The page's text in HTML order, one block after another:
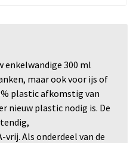
enkelwandige 300 ml
maar ook voor ijs of
plastic afkomstig van
nieuw plastic nodig is. De
Als onderdeel van de